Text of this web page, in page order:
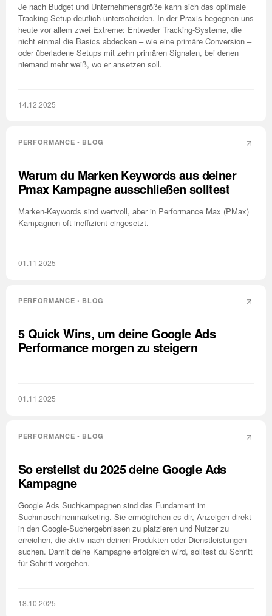
Je nach Budget und Unternehmensgröße kann sich das optimale
Tracking-Setup deutlich unterscheiden. In der Praxis begegnen uns
heute vor allem zwei Extreme: Entweder Tracking-Systeme, die
nicht einmal die Basics abdecken – wie eine primäre Conversion –
oder überladene Setups mit zehn primären Signalen, bei denen
niemand mehr weiß, wo er ansetzen soll.
14.12.2025
PERFORMANCE • BLOG
Warum du Marken Keywords aus deiner
Pmax Kampagne ausschließen solltest
Marken-Keywords sind wertvoll, aber in Performance Max (PMax)
Kampagnen oft ineffizient eingesetzt.
01.11.2025
PERFORMANCE • BLOG
5 Quick Wins, um deine Google Ads
Performance morgen zu steigern
01.11.2025
PERFORMANCE • BLOG
So erstellst du 2025 deine Google Ads
Kampagne
Google Ads Suchkampagnen sind das Fundament im
Suchmaschinenmarketing. Sie ermöglichen es dir, Anzeigen direkt
in den Google-Suchergebnissen zu platzieren und Nutzer zu
erreichen, die aktiv nach deinen Produkten oder Dienstleistungen
suchen. Damit deine Kampagne erfolgreich wird, solltest du Schritt
für Schritt vorgehen.
18.10.2025